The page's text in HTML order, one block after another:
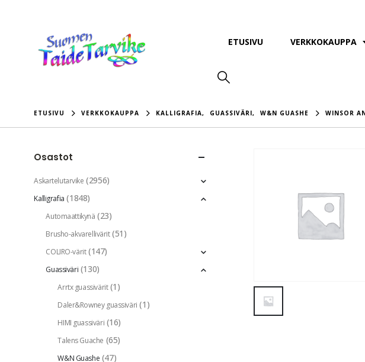
ETUSIVU VERKKOKAUPPA
ETUSIVU VERKKOKAUPPA KALLIGRAFIA, GUASSIVÄRI, W&N GUASHE WINSOR
Osastot
Askartelutarvike (2956)
Kalligrafia (1848)
Automaattikynä (23)
Brusho-akvarellivärit (51)
COLIRO-värit (147)
Guassiväri (130)
Arrtx guassivärit (1)
Daler&Rowney guassiväri (1)
HIMI guassiväri (16)
Talens Guache (65)
W&N Guashe (47)